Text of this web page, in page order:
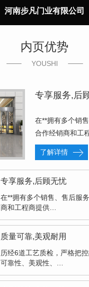
河南步凡门业有限公司
内页优势
YOUSHI
专享服务,后
在**拥有多个销
合作经销商和工
了解详情
专享服务,后顾无忧
在**拥有多个销售、售后服
商和工程商提供…
质量可靠,美观耐用
历经6道工艺质检，严格把控
可靠性、美观性、…